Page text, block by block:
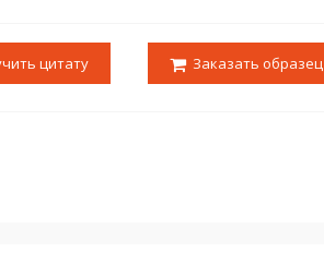
цитату Заказать образец